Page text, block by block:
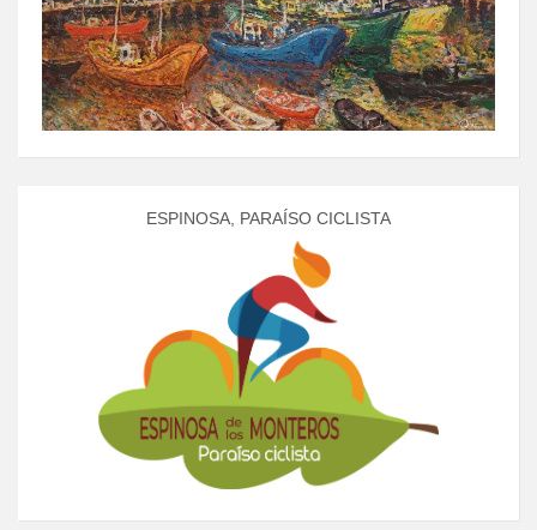
ESPINOSA, PARAÍSO CICLISTA